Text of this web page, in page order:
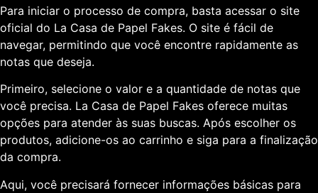
Para iniciar o processo de compra, basta acessar o site
oficial do La Casa de Papel Fakes. O site é fácil de
navegar, permitindo que você encontre rapidamente as
notas que deseja.
Primeiro, selecione o valor e a quantidade de notas que
você precisa. La Casa de Papel Fakes oferece muitas
opções para atender às suas buscas. Após escolher os
produtos, adicione-os ao carrinho e siga para a finalização
da compra.
Aqui, você precisará fornecer informações básicas para